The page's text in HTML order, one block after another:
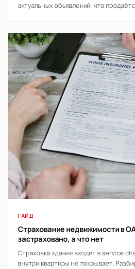
актуальных объявлений: что
ГАЙД
Страхование недвижимости в
застраховано, а что нет
Страховка здания входит в service
внутри квартиры не покрывает.